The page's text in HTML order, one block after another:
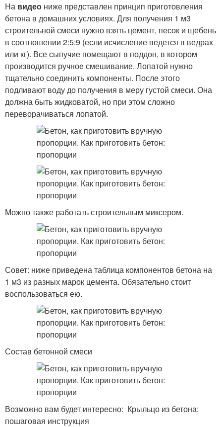
На видео ниже представлен принцип приготовления
бетона в домашних условиях. Для получения 1 м3
строительной смеси нужно взять цемент, песок и щебень
в соотношении 2:5:9 (если исчисление ведется в ведрах
или кг). Все сыпучие помещают в поддон, в котором
производится ручное смешивание. Лопатой нужно
тщательно соединить компоненты. После этого
подливают воду до получения в меру густой смеси. Она
должна быть жидковатой, но при этом сложно
переворачиваться лопатой.
Можно также работать строительным миксером.
Совет: ниже приведена таблица компонентов бетона на
1 м3 из разных марок цемента. Обязательно стоит
воспользоваться ею.
Состав бетонной смеси
Возможно вам будет интересно: Крыльцо из бетона:
пошаговая инструкция